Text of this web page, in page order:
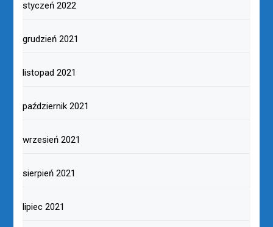
styczeń 2022
grudzień 2021
listopad 2021
październik 2021
wrzesień 2021
sierpień 2021
lipiec 2021